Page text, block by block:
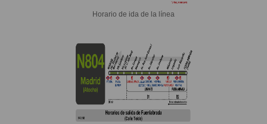
Horario de ida de la línea